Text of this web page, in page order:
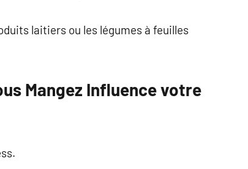
laitiers ou les légumes à feuilles
Mangez Influence votre